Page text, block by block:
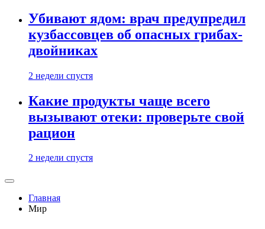
Убивают ядом: врач предупредил
кузбассовцев об опасных грибах-
двойниках
2 недели спустя
Какие продукты чаще всего
вызывают отеки: проверьте свой
рацион
2 недели спустя
Главная
Мир